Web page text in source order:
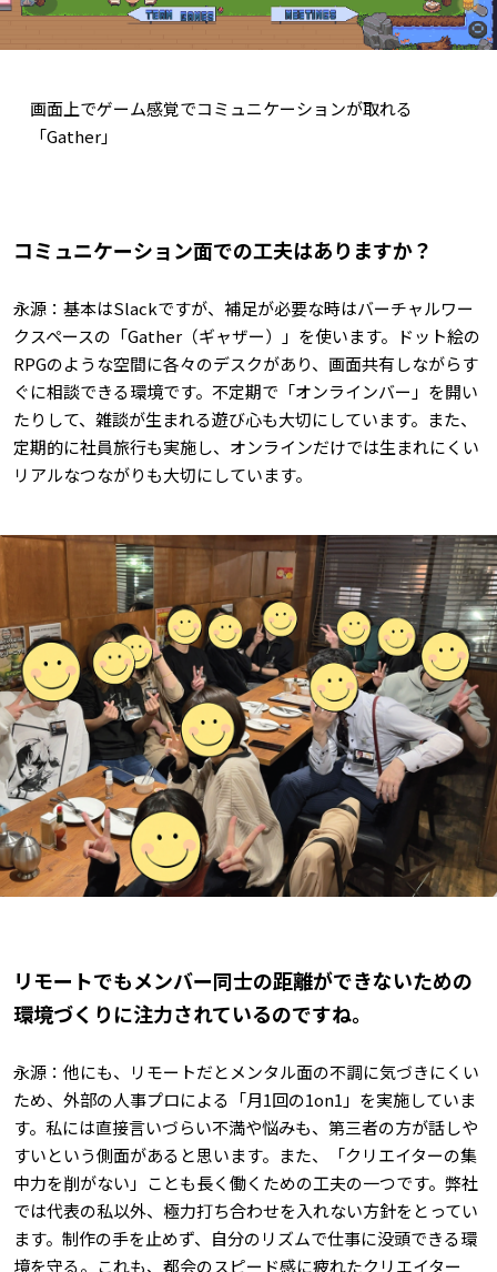
画面上でゲーム感覚でコミュニケーションが取れる
「Gather」
――コミュニケーション面での工夫はありますか？
永源：基本はSlackですが、補足が必要な時はバーチャルワー
クスペースの「Gather（ギャザー）」を使います。ドット絵の
RPGのような空間に各々のデスクがあり、画面共有しながらす
ぐに相談できる環境です。不定期で「オンラインバー」を開い
たりして、雑談が生まれる遊び心も大切にしています。また、
定期的に社員旅行も実施し、オンラインだけでは生まれにくい
リアルなつながりも大切にしています。
――リモートでもメンバー同士の距離ができないための
環境づくりに注力されているのですね。
永源：他にも、リモートだとメンタル面の不調に気づきにくい
ため、外部の人事プロによる「月1回の1on1」を実施していま
す。私には直接言いづらい不満や悩みも、第三者の方が話しや
すいという側面があると思います。また、「クリエイターの集
中力を削がない」ことも長く働くための工夫の一つです。弊社
では代表の私以外、極力打ち合わせを入れない方針をとってい
ます。制作の手を止めず、自分のリズムで仕事に没頭できる環
境を守る。これも、都会のスピード感に疲れたクリエイター